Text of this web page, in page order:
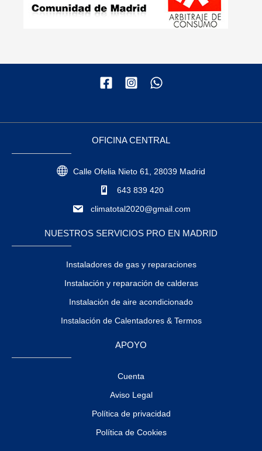
OFICINA CENTRAL
Calle Ofelia Nieto 61, 28039 Madrid
643 839 420
climatotal2020@gmail.com
NUESTROS SERVICIOS PRO EN MADRID
Instaladores de gas y reparaciones
Instalación y reparación de calderas
Instalación de aire acondicionado
Instalación de Calentadores & Termos
APOYO
Cuenta
Aviso Legal
Política de privacidad
Política de Cookies